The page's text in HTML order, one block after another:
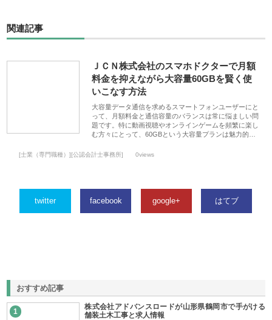
関連記事
ＪＣＮ株式会社のスマホドクターで月額
料金を抑えながら大容量60GBを賢く使
いこなす方法
大容量データ通信を求めるスマートフォンユーザーにと
って、月額料金と通信容量のバランスは常に悩ましい問
題です。特に動画視聴やオンラインゲームを頻繁に楽し
む方々にとって、60GBという大容量プランは魅力的…
[士業（専門職種）][公認会計士事務所] 0views
twitter facebook google+ はてブ
おすすめ記事
1
株式会社アドバンスロードが山形県鶴岡市で手がける
舗装土木工事と求人情報